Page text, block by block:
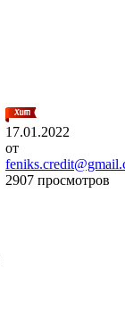
17.01.2022
от
2907 просмотров